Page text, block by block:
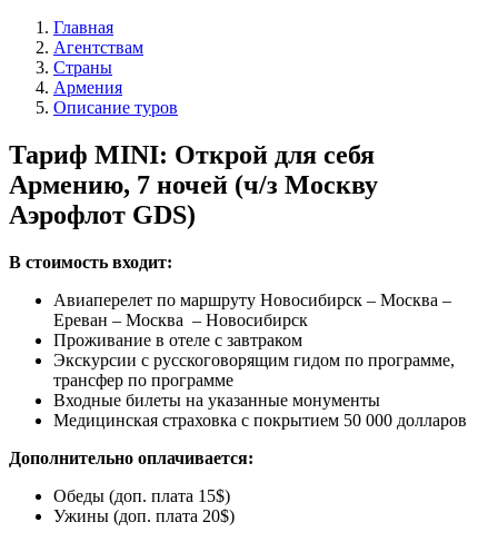
Главная
Агентствам
Страны
Армения
Описание туров
Тариф MINI: Открой для себя
Армению, 7 ночей (ч/з Москву
Аэрофлот GDS)
В стоимость входит:
Авиаперелет по маршруту Новосибирск – Москва –
Ереван – Москва – Новосибирск
Проживание в отеле с завтраком
Экскурсии с русскоговорящим гидом по программе,
трансфер по программе
Входные билеты на указанные монументы
Медицинская страховка с покрытием 50 000 долларов
Дополнительно оплачивается:
Обеды (доп. плата 15$)
Ужины (доп. плата 20$)